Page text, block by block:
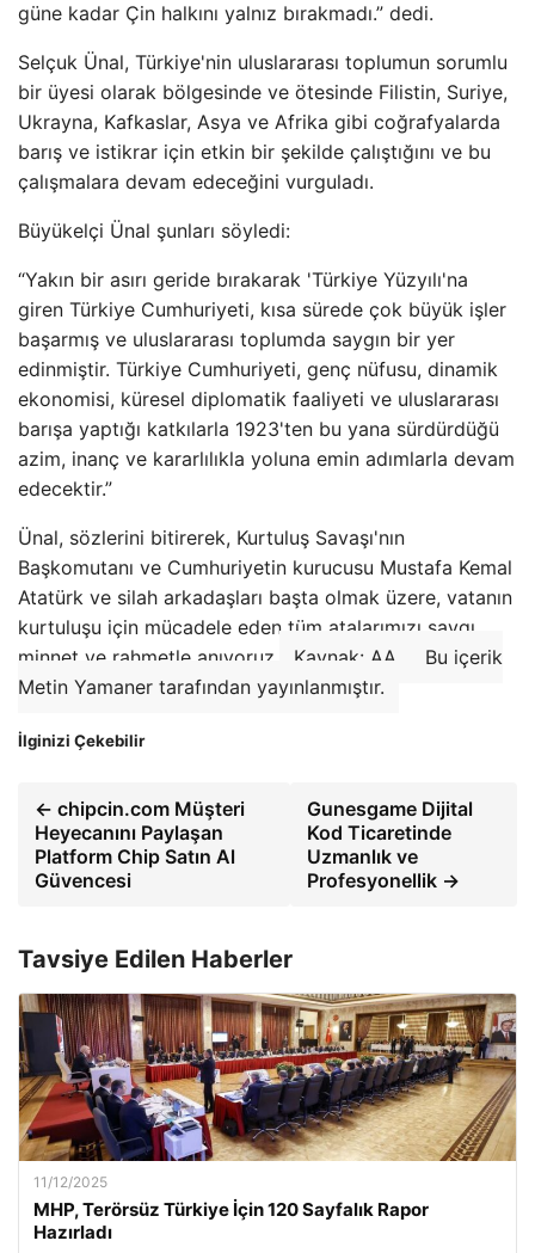
güne kadar Çin halkını yalnız bırakmadı.” dedi.
Selçuk Ünal, Türkiye'nin uluslararası toplumun sorumlu
bir üyesi olarak bölgesinde ve ötesinde Filistin, Suriye,
Ukrayna, Kafkaslar, Asya ve Afrika gibi coğrafyalarda
barış ve istikrar için etkin bir şekilde çalıştığını ve bu
çalışmalara devam edeceğini vurguladı.
Büyükelçi Ünal şunları söyledi:
“Yakın bir asırı geride bırakarak 'Türkiye Yüzyılı'na
giren Türkiye Cumhuriyeti, kısa sürede çok büyük işler
başarmış ve uluslararası toplumda saygın bir yer
edinmiştir. Türkiye Cumhuriyeti, genç nüfusu, dinamik
ekonomisi, küresel diplomatik faaliyeti ve uluslararası
barışa yaptığı katkılarla 1923'ten bu yana sürdürdüğü
azim, inanç ve kararlılıkla yoluna emin adımlarla devam
edecektir.”
Ünal, sözlerini bitirerek, Kurtuluş Savaşı'nın
Başkomutanı ve Cumhuriyetin kurucusu Mustafa Kemal
Atatürk ve silah arkadaşları başta olmak üzere, vatanın
kurtuluşu için mücadele eden tüm atalarımızı saygı,
minnet ve rahmetle anıyoruz.
Kaynak: AA
Bu içerik
Metin Yamaner tarafından yayınlanmıştır.
İlginizi Çekebilir
← chipcin.com Müşteri
Heyecanını Paylaşan
Platform Chip Satın Al
Güvencesi
Gunesgame Dijital
Kod Ticaretinde
Uzmanlık ve
Profesyonellik →
Tavsiye Edilen Haberler
11/12/2025
MHP, Terörsüz Türkiye İçin 120 Sayfalık Rapor
Hazırladı